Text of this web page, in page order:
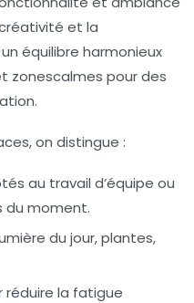
et la
équilibre harmonieux
zonescalmes pour des
on distingue :
au travail d’équipe ou
du moment.
du jour, plantes,
réduire la fatigue